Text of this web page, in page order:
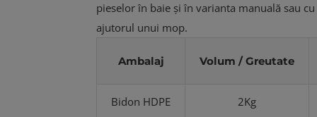
pieselor în baie și în varianta manuală sau cu
ajutorul unui mop.
Ambalaj Volum / Greutate
Bidon HDPE 2Kg